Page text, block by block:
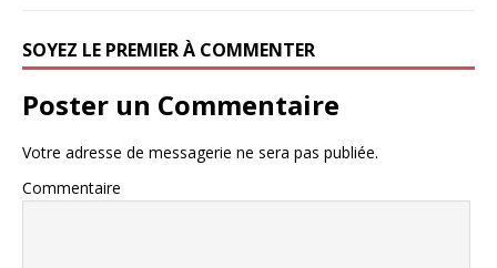
SOYEZ LE PREMIER À COMMENTER
Poster un Commentaire
Votre adresse de messagerie ne sera pas publiée.
Commentaire